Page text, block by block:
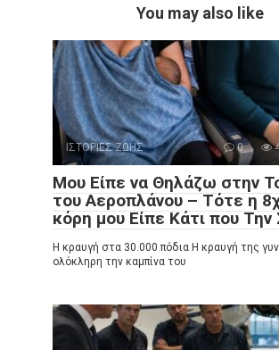
You may also like
ΙΣΤΟΡΙΕΣ ΖΩΗΣ 0
Μου Είπε να Θηλάζω στην
του Αεροπλάνου – Τότε η
κόρη μου Είπε Κάτι που Την
Η κραυγή στα 30.000 πόδια Η κραυγή της
ολόκληρη την καμπίνα του